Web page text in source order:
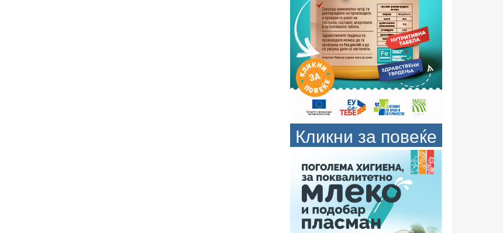
Кликни за повеќе